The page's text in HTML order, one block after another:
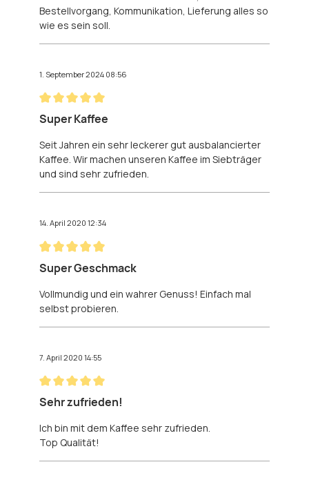
Bestellvorgang, Kommunikation, Lieferung alles so
wie es sein soll.
1. September 2024 08:56
Bewertung mit 5 von 5 Sternen
Super Kaffee
Seit Jahren ein sehr leckerer gut ausbalancierter
Kaffee. Wir machen unseren Kaffee im Siebträger
und sind sehr zufrieden.
14. April 2020 12:34
Bewertung mit 5 von 5 Sternen
Super Geschmack
Vollmundig und ein wahrer Genuss! Einfach mal
selbst probieren.
7. April 2020 14:55
Bewertung mit 5 von 5 Sternen
Sehr zufrieden!
Ich bin mit dem Kaffee sehr zufrieden.
Top Qualität!